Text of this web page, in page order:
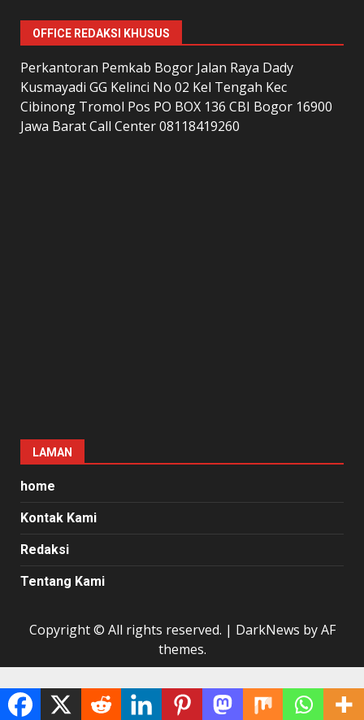
OFFICE REDAKSI KHUSUS
Perkantoran Pemkab Bogor Jalan Raya Dady
Kusmayadi GG Kelinci No 02 Kel Tengah Kec
Cibinong Tromol Pos PO BOX 136 CBI Bogor 16900
Jawa Barat Call Center 08118419260
LAMAN
home
Kontak Kami
Redaksi
Tentang Kami
Copyright © All rights reserved. | DarkNews by AF
themes.